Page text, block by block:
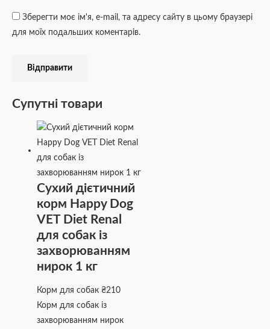
Зберегти моє ім'я, e-mail, та адресу сайту в цьому браузері
для моїх подальших коментарів.
Супутні товари
Сухий дієтичний
корм Happy Dog
VET Diet Renal
для собак із
захворюванням
нирок 1 кг
Корм для собак₴210
Корм для собак із
захворюванням нирок